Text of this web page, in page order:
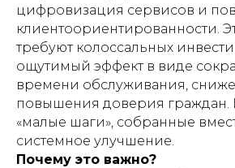
цифровизация сервисов и
клиентоориентированности.
требуют колоссальных
ощутимый эффект в виде
времени обслуживания,
повышения доверия граждан.
«малые шаги», собранные
системное улучшение.
Почему это важно?